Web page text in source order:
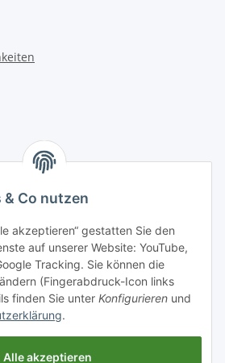
Co nutzen
akzeptieren“ gestatten Sie den
auf unserer Website: YouTube,
Tracking. Sie können die
(Fingerabdruck-Icon links
finden Sie unter Konfigurieren und
.
Alle akzeptieren
5554
Straße 4